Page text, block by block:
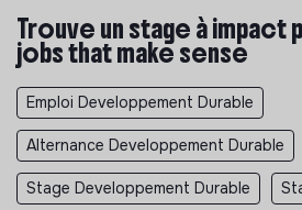
Trouve un stage à
jobs that make sense
Emploi Developpement Durable
Alternance Developpement Durable
Stage Developpement Durable